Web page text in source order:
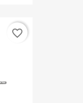
favorite_border